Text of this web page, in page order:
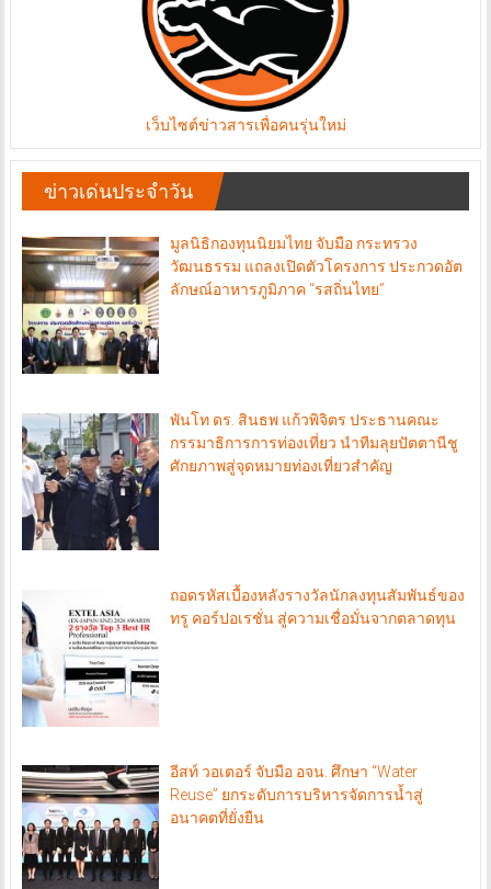
เว็บไซต์ข่าวสารเพื่อคนรุ่นใหม่
ข่าวเด่นประจำวัน
มูลนิธิกองทุนนิยมไทย จับมือ กระทรวง
วัฒนธรรม แถลงเปิดตัวโครงการ ประกวดอัต
ลักษณ์อาหารภูมิภาค “รสถิ่นไทย”
พันโท ดร. สินธพ แก้วพิจิตร ประธานคณะ
กรรมาธิการการท่องเที่ยว นำทีมลุยปัตตานีชู
ศักยภาพสู่จุดหมายท่องเที่ยวสำคัญ
ถอดรหัสเบื้องหลังรางวัลนักลงทุนสัมพันธ์ของ
ทรู คอร์ปอเรชั่น สู่ความเชื่อมั่นจากตลาดทุน
อีสท์ วอเตอร์ จับมือ อจน. ศึกษา “Water
Reuse” ยกระดับการบริหารจัดการน้ำสู่
อนาคตที่ยั่งยืน